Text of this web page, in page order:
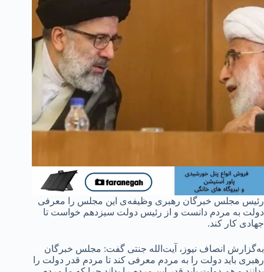
رئیس مجلس خبرگان رهبری وظیفه‌ی این مجلس را معرفی
دولت به مردم دانست و از رئیس دولت سیزدهم خواست تا
جهادی کار کند.
به‌گزارش انصاف نیوز، آیت‌الله جنتی گفت: مجلس خبرگان
رهبری باید دولت را به مردم معرفی کند تا مردم قدر دولت را